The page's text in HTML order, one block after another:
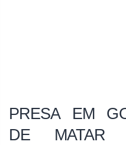
PRESA EM
DE MATAR